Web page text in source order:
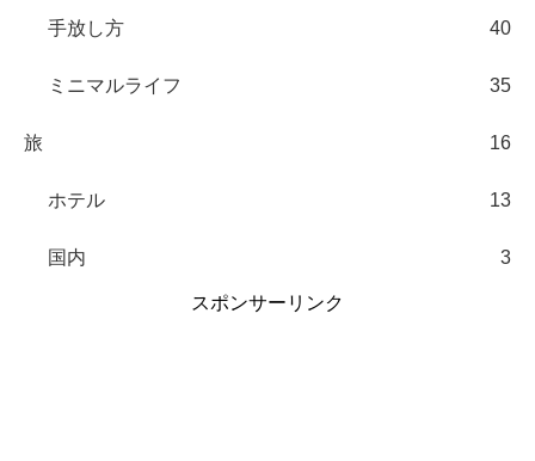
手放し方 40
ミニマルライフ 35
旅 16
ホテル 13
国内 3
スポンサーリンク